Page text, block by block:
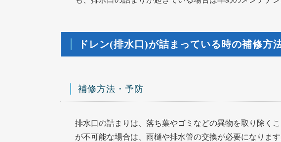
ドレン(排水口)が詰まっている時の補修方
補修方法・予防
排水口の詰まりは、落ち葉やゴミなどの異物を取り除く
が不可能な場合は、雨樋や排水管の交換が必要になります